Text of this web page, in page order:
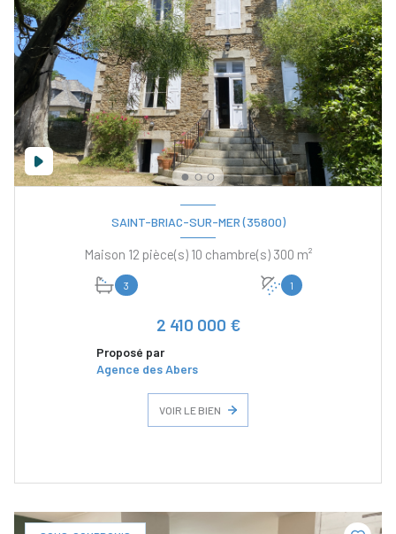
SAINT-BRIAC-SUR-MER (35800)
Maison 12 pièce(s) 10 chambre(s) 300 m²
3 1
2 410 000 €
Proposé par
Agence des Abers
VOIR LE BIEN